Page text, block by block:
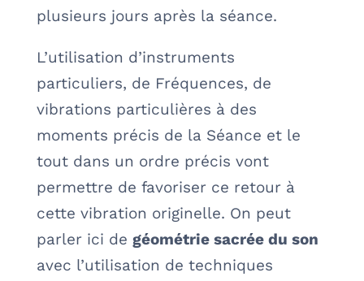
plusieurs jours après la séance.
L’utilisation d’instruments
particuliers, de Fréquences, de
vibrations particulières à des
moments précis de la Séance et le
tout dans un ordre précis vont
permettre de favoriser ce retour à
cette vibration originelle. On peut
parler ici de géométrie sacrée du son
avec l’utilisation de techniques